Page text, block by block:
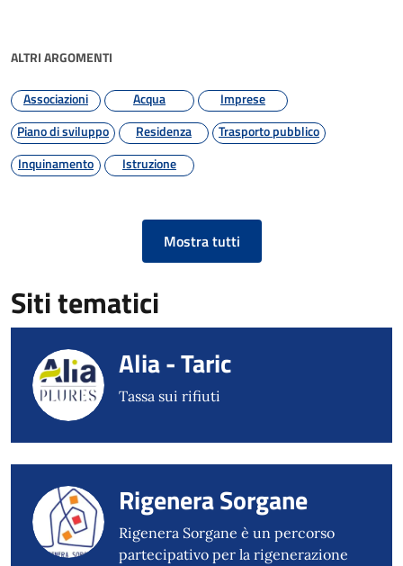
ALTRI ARGOMENTI
Associazioni Acqua
Imprese
Piano di sviluppo
Residenza
Trasporto pubblico
Inquinamento
Istruzione
Mostra tutti
Siti tematici
Alia - Taric
Tassa sui rifiuti
Rigenera Sorgane
Rigenera Sorgane è un percorso
partecipativo per la rigenerazione